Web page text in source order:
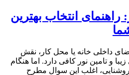
راهنمای انتخاب بهترین
داخلی خانه یا محل کار، نقش
و تامین نور کافی دارد. اما هنگام
اغلب این سوال مطرح